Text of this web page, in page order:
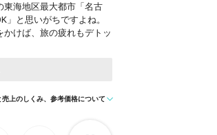
東海地区最大都市「名古
と思いがちですよね。
けば、旅の疲れもデトッ
売上のしくみ、参考価格について